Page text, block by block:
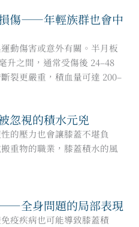
傷——年輕族群也會中
動傷害或意外有關。半月板
升之間，通常受傷後 24–48
裂更嚴重，積血量可達 200–
忽視的積水元兇
的壓力也會讓膝蓋不堪負
重物的職業，膝蓋積水的風
全身問題的局部表現
疫疾病也可能導致膝蓋積